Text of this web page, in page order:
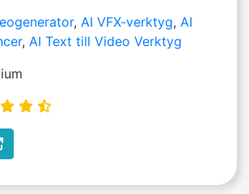
, AI VFX-verktyg, AI
, AI Text till Video Verktyg